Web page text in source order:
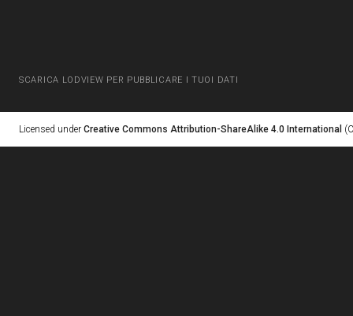
SCARICA LODVIEW PER PUBBLICARE I TUOI DATI
Licensed under Creative Commons Attribution-ShareAlike 4.0 International